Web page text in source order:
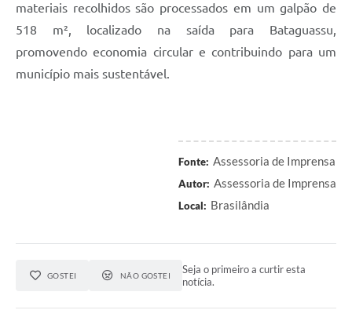
materiais recolhidos são processados em um galpão de
518 m², localizado na saída para Bataguassu,
promovendo economia circular e contribuindo para um
município mais sustentável.
Fonte: Assessoria de Imprensa
Autor: Assessoria de Imprensa
Local: Brasilândia
GOSTEI NÃO GOSTEI
Seja o primeiro a curtir esta
notícia.